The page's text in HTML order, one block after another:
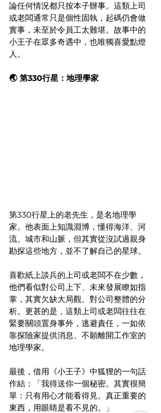
論任何情況都只按本子辦事。這類上司
或老闆通常只是個性固執，起碼仍會做
實事，未至於令員工太難堪。故事中的
小王子在眾多奇遇中，也唯獨喜愛點燈
人。
🌏 第330行星：地理學家
第330行星上的老先生，是名地理學
家。他表面上知識淵博，懂得海洋、河
流、城市和山脈，但其實從沒試過親身
勘探這些地方，並不了解自己的星球。
喜歡紙上談兵的上司或老闆不在少數，
他們看似對公司上下、未來發展瞭如指
掌，其實欠缺大局觀、對公司整體的分
析。更甚的是，這類上司或老闆往往在
緊要關頭置身事外，逃避責任，一如依
靠探險家提供消息、不願離開工作室的
地理學家。
最後，借用《小王子》中狐狸的一句話
作結：「我得送你一個秘密。其實很簡
單：只有用心才能看得見。真正重要的
東西，用眼睛是看不見的。」